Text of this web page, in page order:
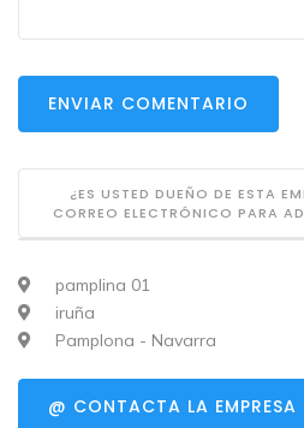
ENVIAR COMENTARIO
¿ES USTED DUEÑO DE ESTA
CORREO ELECTRÓNICO PARA
pamplina 01
iruña
Pamplona - Navarra
@ CONTACTA LA EMPRESA